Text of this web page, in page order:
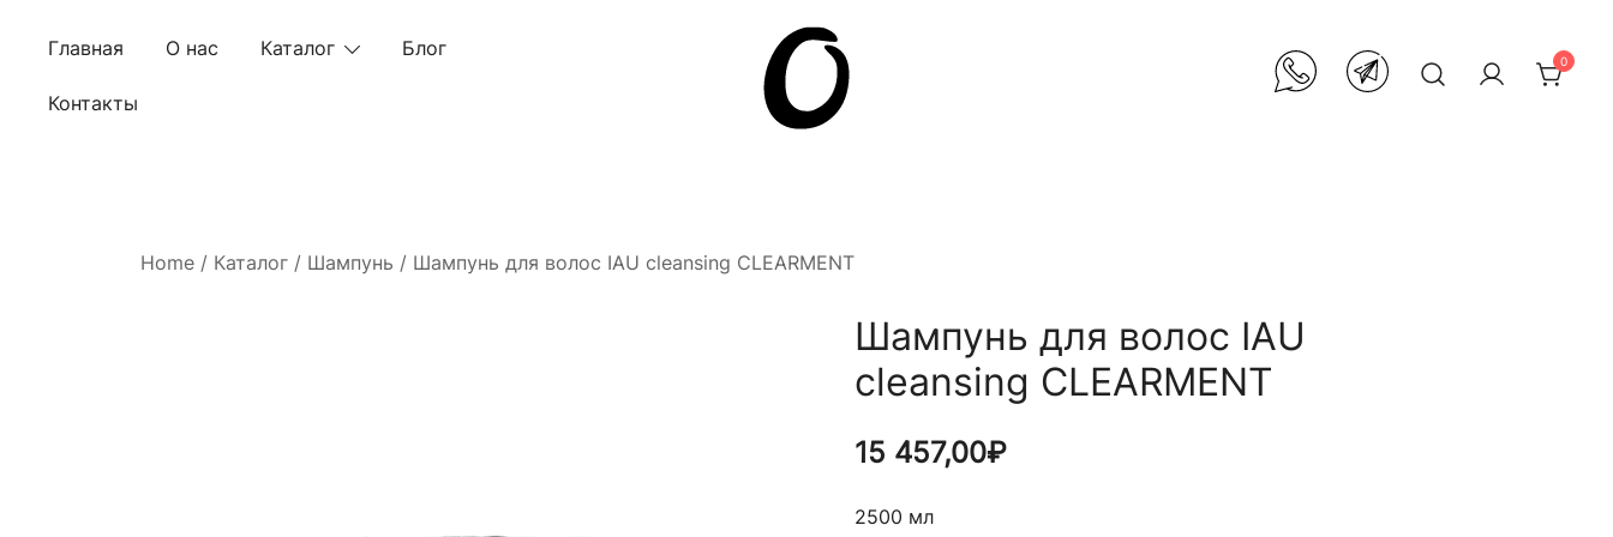
Главная О нас Каталог Блог
Контакты
0
Home / Каталог / Шампунь / Шампунь для волос IAU cleansing CLEARMENT
Шампунь для волос IAU
cleansing CLEARMENT
15 457,00₽
2500 мл